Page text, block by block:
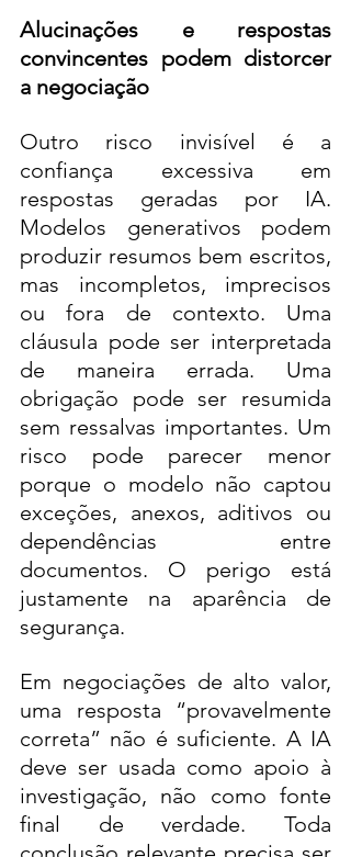
Alucinações e respostas
convincentes podem distorcer
a negociação
Outro risco invisível é a
confiança excessiva em
respostas geradas por IA.
Modelos generativos podem
produzir resumos bem escritos,
mas incompletos, imprecisos
ou fora de contexto. Uma
cláusula pode ser interpretada
de maneira errada. Uma
obrigação pode ser resumida
sem ressalvas importantes. Um
risco pode parecer menor
porque o modelo não captou
exceções, anexos, aditivos ou
dependências entre
documentos. O perigo está
justamente na aparência de
segurança.
Em negociações de alto valor,
uma resposta “provavelmente
correta” não é suficiente. A IA
deve ser usada como apoio à
investigação, não como fonte
final de verdade. Toda